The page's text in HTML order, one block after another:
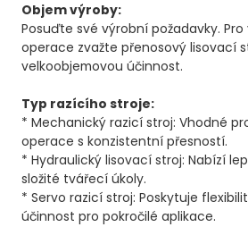
Objem výroby:
Posuďte své výrobní požadavky.
operace zvažte přenosový lisovací
velkoobjemovou účinnost.
Typ razícího stroje:
* Mechanický razicí stroj: Vhodné
operace s konzistentní přesností.
* Hydraulický lisovací stroj: Nabízí
složité tvářecí úkoly.
* Servo razicí stroj: Poskytuje
účinnost pro pokročilé aplikace.